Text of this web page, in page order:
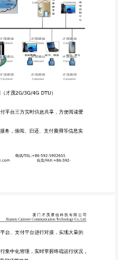
成及主要功能： 1、实
以及支付平台三方实时
时随地借阅、归还图
小时”图书借阅服
信息实 时上传至企业后
海路 37 号 2 楼 4 网
5975885 电话/TEL:+86-
592- 厦门才茂通信科
Communication
的自助图书馆终端进行
行状况， 降低自助图书
质量和经营效益。 5、